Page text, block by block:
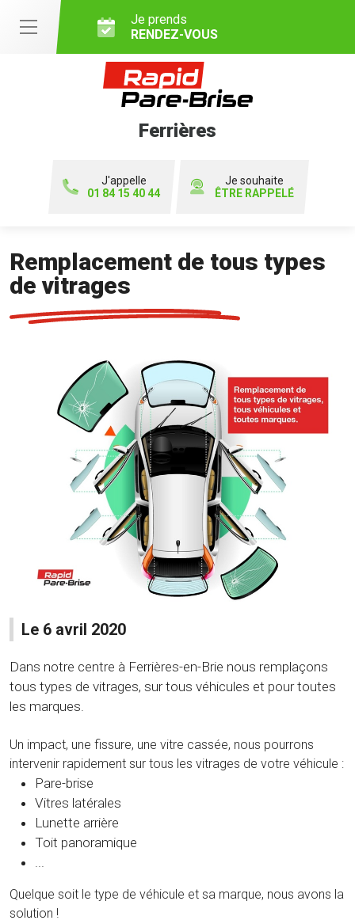
Je prends
RENDEZ-VOUS
Ferrières
J'appelle
01 84 15 40 44
Je souhaite
ÊTRE RAPPELÉ
Remplacement de tous types
de vitrages
Le 6 avril 2020
Dans notre centre à Ferrières-en-Brie nous remplaçons
tous types de vitrages, sur tous véhicules et pour toutes
les marques.
Un impact, une fissure, une vitre cassée, nous pourrons
intervenir rapidement sur tous les vitrages de votre véhicule :
Pare-brise
Vitres latérales
Lunette arrière
Toit panoramique
...
Quelque soit le type de véhicule et sa marque, nous avons la
solution !